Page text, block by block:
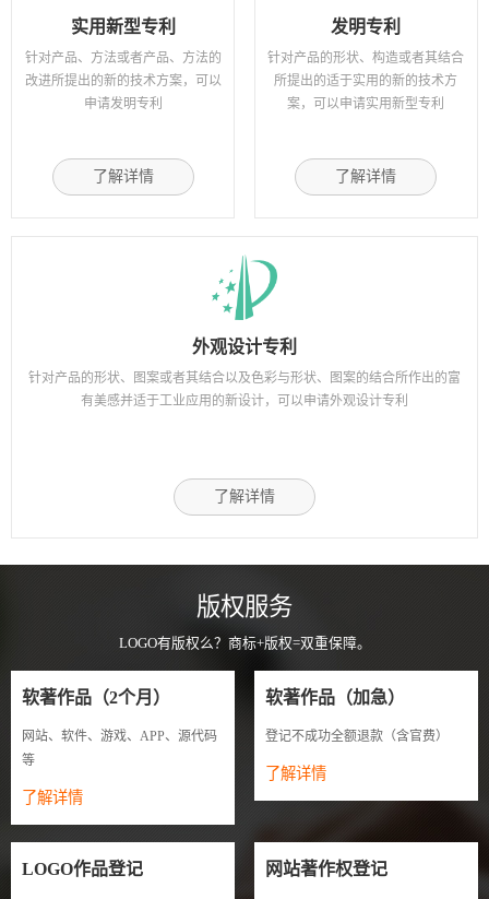
实用新型专利
针对产品、方法或者产品、方法的
改进所提出的新的技术方案，可以
申请发明专利
了解详情
发明专利
针对产品的形状、构造或者其结合
所提出的适于实用的新的技术方
案，可以申请实用新型专利
了解详情
外观设计专利
针对产品的形状、图案或者其结合以及色彩与形状、图案的结合所作出的富
有美感并适于工业应用的新设计，可以申请外观设计专利
了解详情
版权服务
LOGO有版权么？商标+版权=双重保障。
软著作品（2个月）
网站、软件、游戏、APP、源代码
等
了解详情
软著作品（加急）
登记不成功全额退款（含官费）
了解详情
LOGO作品登记 网站著作权登记